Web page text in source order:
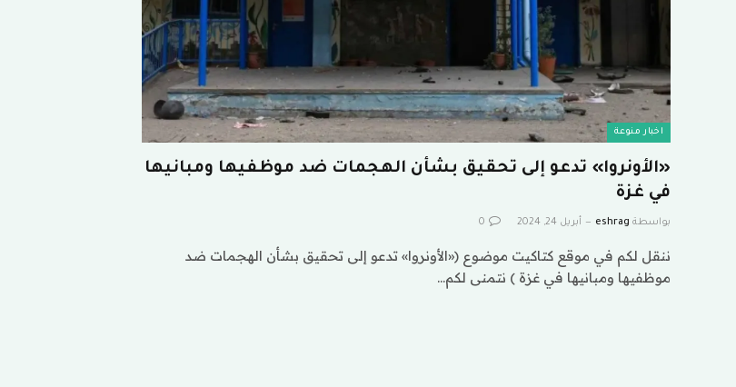
اخبار منوعة
«الأونروا» تدعو إلى تحقيق بشأن الهجمات ضد موظفيها ومبانيها
في غزة
بواسطة eshrag أبريل 24, 2024 0
ننقل لكم في موقع كتاكيت موضوع («الأونروا» تدعو إلى تحقيق بشأن الهجمات ضد
موظفيها ومبانيها في غزة ) نتمنى لكم…